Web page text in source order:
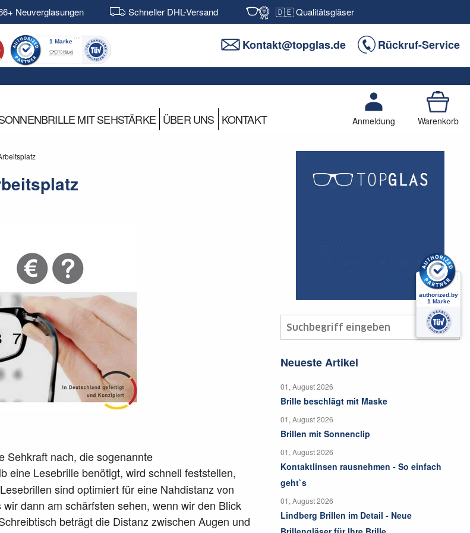
Neuverglasungen Schneller DHL-Versand 🇩🇪 Qualitätsgläser
Kontakt@topglas.de Rückruf-Service
MIT SEHSTÄRKE ÜBER UNS KONTAKT Anmeldung Warenkorb
Sehkraft nach, die sogenannte
eine Lesebrille benötigt, wird schnell feststellen,
sind optimiert für eine Nahdistanz von
dann am schärfsten sehen, wenn wir den Blick
beträgt die Distanz zwischen Augen und
Neueste Artikel
01, August 2026
Brille beschlägt mit Maske
01, August 2026
Brillen mit Sonnenclip
01, August 2026
Kontaktlinsen rausnehmen - So einfach
geht`s
01, August 2026
Lindberg Brillen im Detail - Neue